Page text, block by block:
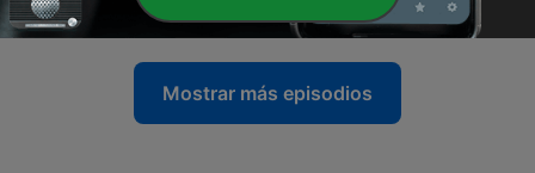
21 jun. 2026
Mostrar más episodios